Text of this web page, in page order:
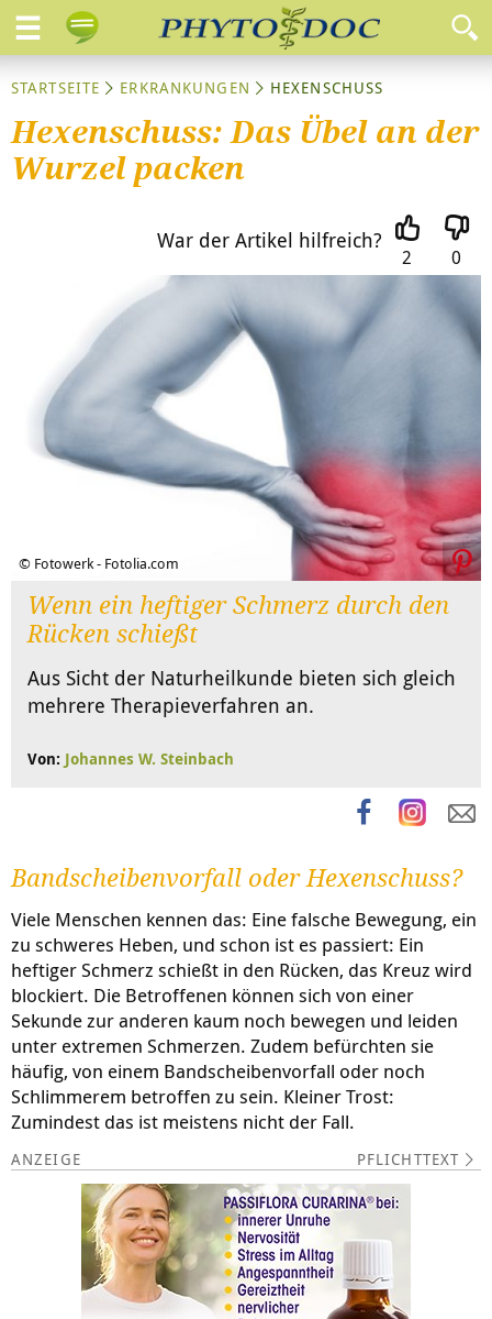
STARTSEITE ERKRANKUNGEN HEXENSCHUSS
Hexenschuss: Das Übel an der
Wurzel packen
War der Artikel hilfreich?
2 0
© Fotowerk - Fotolia.com
Wenn ein heftiger Schmerz durch den
Rücken schießt
Aus Sicht der Naturheilkunde bieten sich gleich
mehrere Therapieverfahren an.
Von: Johannes W. Steinbach
Bandscheibenvorfall oder Hexenschuss?
Viele Menschen kennen das: Eine falsche Bewegung, ein
zu schweres Heben, und schon ist es passiert: Ein
heftiger Schmerz schießt in den Rücken, das Kreuz wird
blockiert. Die Betroffenen können sich von einer
Sekunde zur anderen kaum noch bewegen und leiden
unter extremen Schmerzen. Zudem befürchten sie
häufig, von einem Bandscheibenvorfall oder noch
Schlimmerem betroffen zu sein. Kleiner Trost:
Zumindest das ist meistens nicht der Fall.
PFLICHTTEXT